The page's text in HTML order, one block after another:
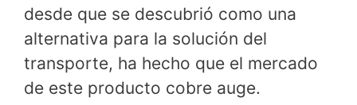
desde que se descubrió como una
alternativa para la solución del
transporte, ha hecho que el mercado
de este producto cobre auge.